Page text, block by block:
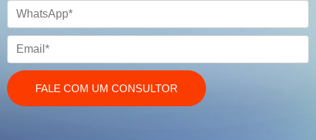
WhatsApp
Email
FALE COM UM CONSULTOR